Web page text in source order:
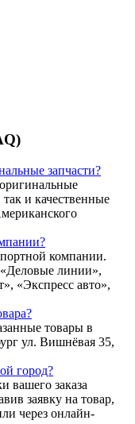
запчасти?
и качественные
компании.
линии»,
«Экспресс авто»,
товары в
ул. Вишнёвая 35,
город?
вашего заказа
заявку на товар,
через онлайн-